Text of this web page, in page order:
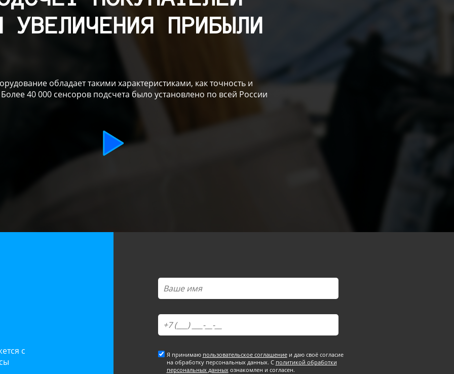
УВЕЛИЧЕНИЯ ПРИБЫЛИ
обладает такими характеристиками, как точность и
40 000 сенсоров подсчета было установлено по всей России
с
Я принимаю пользовательское соглашениеи даю своё согласие
на обработку персональных данных. С политикой обработки
персональных данныхознакомлен и согласен.